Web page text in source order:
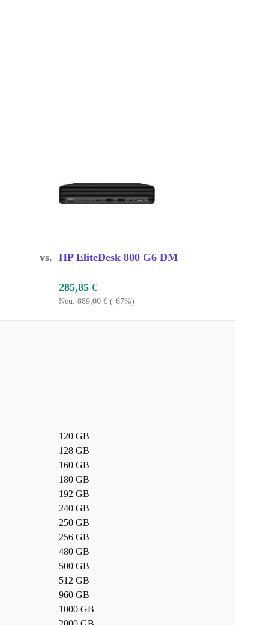
vs. HP EliteDesk 800 G6 DM
285,85 €
Neu: 889,00 €(-67%)
120 GB
128 GB
160 GB
180 GB
192 GB
240 GB
250 GB
256 GB
480 GB
500 GB
512 GB
960 GB
1000 GB